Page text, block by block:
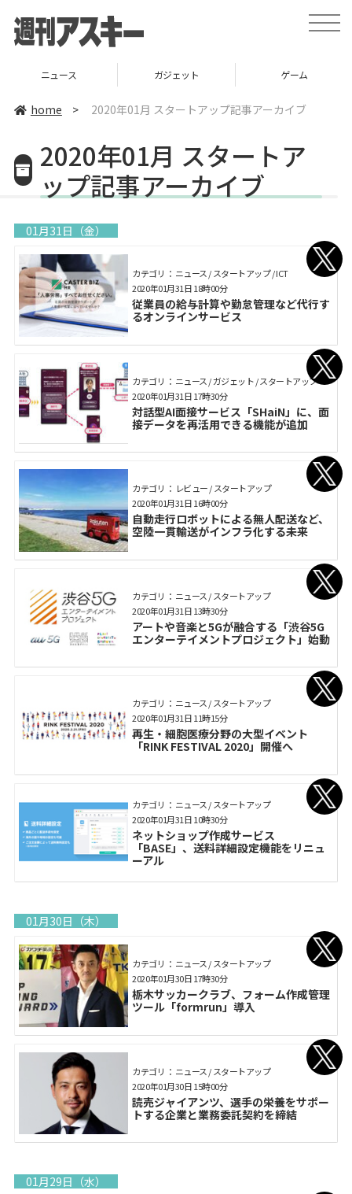
toggle
ニュース ガジェット ゲーム
home > 2020年01月 スタートアップ記事アーカイブ
2020年01月 スタートア
ップ記事アーカイブ
01月31日（金）
カテゴリ： ニュース / スタートアップ / ICT
従業員の給与計算や勤怠管理など代行す
るオンラインサービス
2020年01月31日 18時00分
カテゴリ： ニュース / ガジェット / スタートアップ
対話型AI面接サービス「SHaiN」に、面
接データを再活用できる機能が追加
2020年01月31日 17時30分
カテゴリ： レビュー / スタートアップ
自動走行ロボットによる無人配送など、
空陸一貫輸送がインフラ化する未来
2020年01月31日 16時00分
カテゴリ： ニュース / スタートアップ
アートや音楽と5Gが融合する「渋谷5G
エンターテイメントプロジェクト」始動
2020年01月31日 13時30分
カテゴリ： ニュース / スタートアップ
再生・細胞医療分野の大型イベント
「RINK FESTIVAL 2020」開催へ
2020年01月31日 11時15分
カテゴリ： ニュース / スタートアップ
ネットショップ作成サービス
「BASE」、送料詳細設定機能をリニュ
ーアル
2020年01月31日 10時30分
01月30日（木）
カテゴリ： ニュース / スタートアップ
栃木サッカークラブ、フォーム作成管理
ツール「formrun」導入
2020年01月30日 17時30分
カテゴリ： ニュース / スタートアップ
読売ジャイアンツ、選手の栄養をサポー
トする企業と業務委託契約を締結
2020年01月30日 15時00分
01月29日（水）